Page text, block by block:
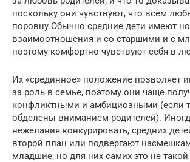
поскольку они чувствуют, что всем
поровну.Обычно средние дети имеют
взаимоотношения и со старшими и с
поэтому комфортно чувствуют себя в
Их «срединное» положение позволяет
за роль в семье, поэтому они чаще
конфликтными и амбициозными (если
обделены вниманием родителей).
нежелания конкурировать, средних
второй план или подвергают
младшие, но для них самих это не